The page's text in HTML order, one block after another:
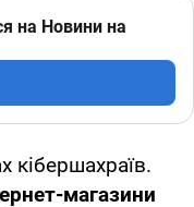
на Новини на
кібершахраїв.
магазини